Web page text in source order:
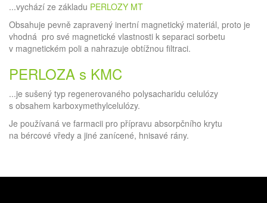
...vychází ze základu PERLOZY MT
Obsahuje pevně zapravený inertní magnetický materiál, proto je
vhodná pro své magnetické vlastnosti k separaci sorbetu
v magnetickém poli a nahrazuje obtížnou filtraci.
PERLOZA s KMC
...je sušený typ regenerovaného polysacharidu celulózy
s obsahem karboxymethylcelulózy.
Je používaná ve farmacii pro přípravu absorpčního krytu
na bércové vředy a jiné zanícené, hnisavé rány.